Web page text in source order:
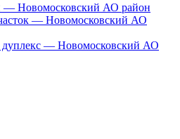
— Новомосковский АО район
— Новомосковский АО
дуплекс — Новомосковский АО